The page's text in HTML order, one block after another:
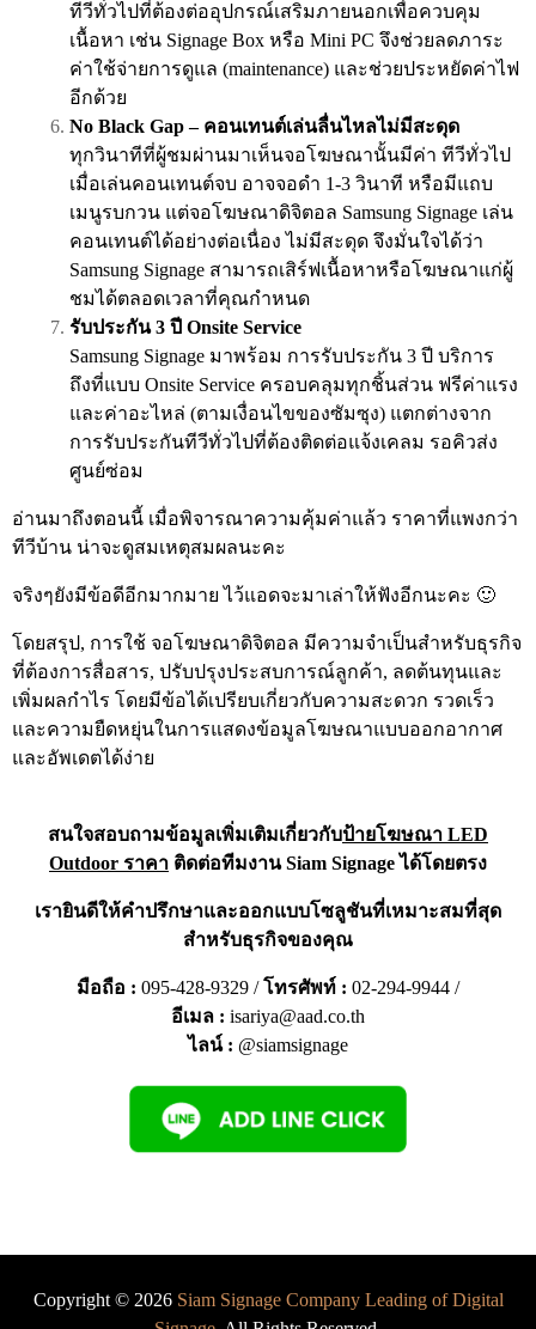
ทีวีทั่วไปที่ต้องต่ออุปกรณ์เสริมภายนอกเพื่อควบคุม
เนื้อหา เช่น Signage Box หรือ Mini PC จึงช่วยลดภาระ
ค่าใช้จ่ายการดูแล (maintenance) และช่วยประหยัดค่าไฟ
อีกด้วย
No Black Gap – คอนเทนต์เล่นลื่นไหลไม่มีสะดุด
ทุกวินาทีที่ผู้ชมผ่านมาเห็นจอโฆษณานั้นมีค่า ทีวีทั่วไป
เมื่อเล่นคอนเทนต์จบ อาจจอดำ 1-3 วินาที หรือมีแถบ
เมนูรบกวน แต่จอโฆษณาดิจิตอล Samsung Signage เล่น
คอนเทนต์ได้อย่างต่อเนื่อง ไม่มีสะดุด จึงมั่นใจได้ว่า
Samsung Signage สามารถเสิร์ฟเนื้อหาหรือโฆษณาแก่ผู้
ชมได้ตลอดเวลาที่คุณกำหนด
รับประกัน 3 ปี Onsite Service
Samsung Signage มาพร้อม การรับประกัน 3 ปี บริการ
ถึงที่แบบ Onsite Service ครอบคลุมทุกชิ้นส่วน ฟรีค่าแรง
และค่าอะไหล่ (ตามเงื่อนไขของซัมซุง) แตกต่างจาก
การรับประกันทีวีทั่วไปที่ต้องติดต่อแจ้งเคลม รอคิวส่ง
ศูนย์ซ่อม
อ่านมาถึงตอนนี้ เมื่อพิจารณาความคุ้มค่าแล้ว ราคาที่แพงกว่า
ทีวีบ้าน น่าจะดูสมเหตุสมผลนะคะ
จริงๆยังมีข้อดีอีกมากมาย ไว้แอดจะมาเล่าให้ฟังอีกนะคะ 🙂
โดยสรุป, การใช้ จอโฆษณาดิจิตอล มีความจำเป็นสำหรับธุรกิจ
ที่ต้องการสื่อสาร, ปรับปรุงประสบการณ์ลูกค้า, ลดต้นทุนและ
เพิ่มผลกำไร โดยมีข้อได้เปรียบเกี่ยวกับความสะดวก รวดเร็ว
และความยืดหยุ่นในการแสดงข้อมูลโฆษณาแบบออกอากาศ
และอัพเดตได้ง่าย
สนใจสอบถามข้อมูลเพิ่มเติมเกี่ยวกับป้ายโฆษณา LED
Outdoor ราคา ติดต่อทีมงาน Siam Signage ได้โดยตรง
เรายินดีให้คำปรึกษาและออกแบบโซลูชันที่เหมาะสมที่สุด
สำหรับธุรกิจของคุณ
มือถือ : 095-428-9329 / โทรศัพท์ : 02-294-9944 /
อีเมล : isariya@aad.co.th
ไลน์ : @siamsignage
Copyright © 2026 Siam Signage Company Leading of Digital